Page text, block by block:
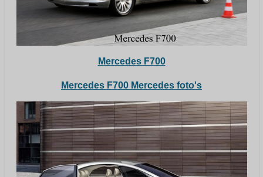
Mercedes F700
Mercedes F700 Mercedes foto's